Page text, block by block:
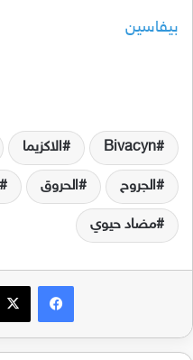
بيفاسين
Bivacyn الاكزيما
الجروح الحروق
مضاد حيوي
فيسبوك